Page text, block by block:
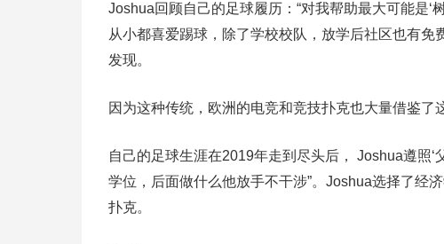
Joshua回顾自己的足球履历：“对我帮助最大可能是‘
从小都喜爱踢球，除了学校校队，放学后社区也有
发现。
因为这种传统，欧洲的电竞和竞技扑克也大量借鉴了
自己的足球生涯在2019年走到尽头后， Joshua遵照
学位，后面做什么他放手不干涉”。Joshua选择了经
扑克。